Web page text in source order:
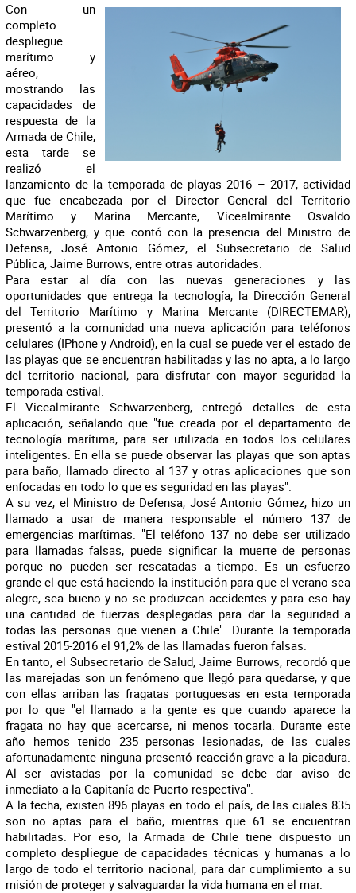
Con un
completo
despliegue
marítimo y
aéreo,
mostrando las
capacidades de
respuesta de la
Armada de Chile,
esta tarde se
realizó el
lanzamiento de la temporada de playas 2016 – 2017, actividad
que fue encabezada por el Director General del Territorio
Marítimo y Marina Mercante, Vicealmirante Osvaldo
Schwarzenberg, y que contó con la presencia del Ministro de
Defensa, José Antonio Gómez, el Subsecretario de Salud
Pública, Jaime Burrows, entre otras autoridades.
Para estar al día con las nuevas generaciones y las
oportunidades que entrega la tecnología, la Dirección General
del Territorio Marítimo y Marina Mercante (DIRECTEMAR),
presentó a la comunidad una nueva aplicación para teléfonos
celulares (IPhone y Android), en la cual se puede ver el estado de
las playas que se encuentran habilitadas y las no apta, a lo largo
del territorio nacional, para disfrutar con mayor seguridad la
temporada estival.
El Vicealmirante Schwarzenberg, entregó detalles de esta
aplicación, señalando que "fue creada por el departamento de
tecnología marítima, para ser utilizada en todos los celulares
inteligentes. En ella se puede observar las playas que son aptas
para baño, llamado directo al 137 y otras aplicaciones que son
enfocadas en todo lo que es seguridad en las playas".
A su vez, el Ministro de Defensa, José Antonio Gómez, hizo un
llamado a usar de manera responsable el número 137 de
emergencias marítimas. "El teléfono 137 no debe ser utilizado
para llamadas falsas, puede significar la muerte de personas
porque no pueden ser rescatadas a tiempo. Es un esfuerzo
grande el que está haciendo la institución para que el verano sea
alegre, sea bueno y no se produzcan accidentes y para eso hay
una cantidad de fuerzas desplegadas para dar la seguridad a
todas las personas que vienen a Chile". Durante la temporada
estival 2015-2016 el 91,2% de las llamadas fueron falsas.
En tanto, el Subsecretario de Salud, Jaime Burrows, recordó que
las marejadas son un fenómeno que llegó para quedarse, y que
con ellas arriban las fragatas portuguesas en esta temporada
por lo que "el llamado a la gente es que cuando aparece la
fragata no hay que acercarse, ni menos tocarla. Durante este
año hemos tenido 235 personas lesionadas, de las cuales
afortunadamente ninguna presentó reacción grave a la picadura.
Al ser avistadas por la comunidad se debe dar aviso de
inmediato a la Capitanía de Puerto respectiva".
A la fecha, existen 896 playas en todo el país, de las cuales 835
son no aptas para el baño, mientras que 61 se encuentran
habilitadas. Por eso, la Armada de Chile tiene dispuesto un
completo despliegue de capacidades técnicas y humanas a lo
largo de todo el territorio nacional, para dar cumplimiento a su
misión de proteger y salvaguardar la vida humana en el mar.